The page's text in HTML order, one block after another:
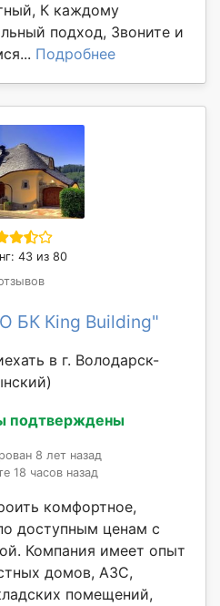
К каждому
подход, Звоните и
Подробнее
43 из 80
БК Кing Building"
в г. Володарск-
подтверждены
8 лет назад
18 часов назад
комфортное,
доступным ценам с
Компания имеет опыт
домов, АЗС,
помещений,